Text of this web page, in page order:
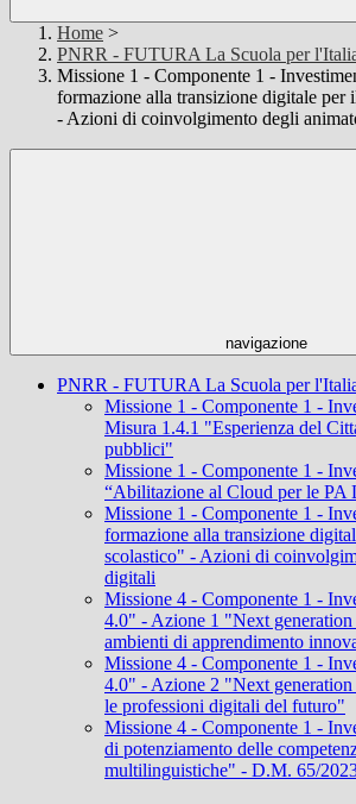
Home >
PNRR - FUTURA La Scuola per
Missione 1 - Componente 1 -
formazione alla transizione digitale per
- Azioni di coinvolgimento degli
navigazione
PNRR - FUTURA La Scuola per
Missione 1 - Componente 1 -
Misura 1.4.1 "Esperienza del
pubblici"
Missione 1 - Componente 1 -
“Abilitazione al Cloud per le PA
Missione 1 - Componente 1 -
formazione alla transizione
scolastico" - Azioni di
digitali
Missione 4 - Componente 1 -
4.0" - Azione 1 "Next
ambienti di apprendimento
Missione 4 - Componente 1 -
4.0" - Azione 2 "Next
le professioni digitali del futuro"
Missione 4 - Componente 1 -
di potenziamento delle
multilinguistiche" - D.M. 65/